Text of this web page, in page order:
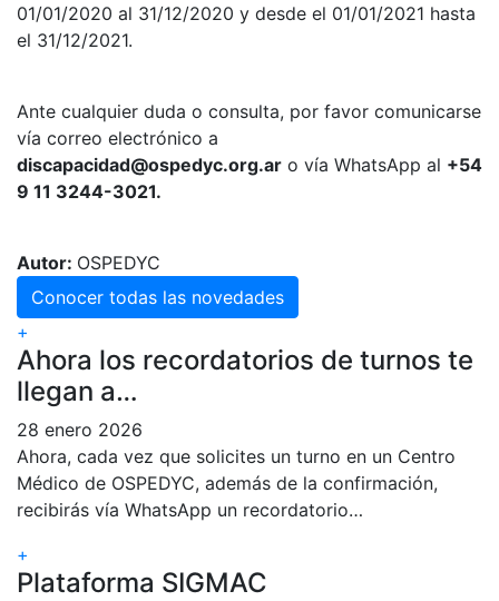
01/01/2020 al 31/12/2020 y desde el 01/01/2021 hasta
el 31/12/2021.
Ante cualquier duda o consulta, por favor comunicarse
vía correo electrónico a
discapacidad@ospedyc.org.ar o vía WhatsApp al +54
9 11 3244-3021.
Autor: OSPEDYC
Conocer todas las novedades
+
Ahora los recordatorios de turnos te
llegan a…
28 enero 2026
Ahora, cada vez que solicites un turno en un Centro
Médico de OSPEDYC, además de la confirmación,
recibirás vía WhatsApp un recordatorio…
+
Plataforma SIGMAC